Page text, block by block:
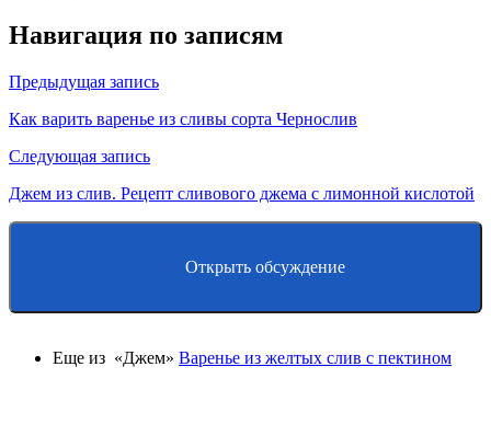
Навигация по записям
Предыдущая запись
Как варить варенье из сливы сорта Чернослив
Следующая запись
Джем из слив. Рецепт сливового джема с лимонной кислотой
Открыть обсуждение
Еще из «Джем» Варенье из желтых слив с пектином